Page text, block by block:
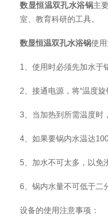
数显恒温双孔水浴锅主
室、教育科研的工具。
数显恒温双孔水浴锅使用
1、使用时必须先加水于
2、接通电源，将“温度
3、当加热到所需温度时
4、如果要锅内水温达
5、加水不可太多，以免
6、锅内水量不可低于二
设备的使用注意事项：